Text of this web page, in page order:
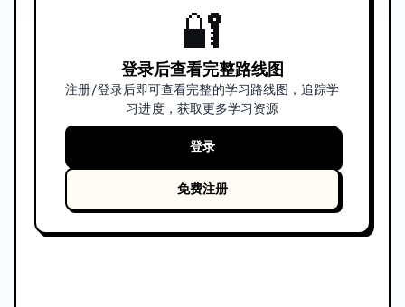
🔐
登录后查看完整路线图
注册/登录后即可查看完整的学习路线图，追踪学
习进度，获取更多学习资源
登录
免费注册